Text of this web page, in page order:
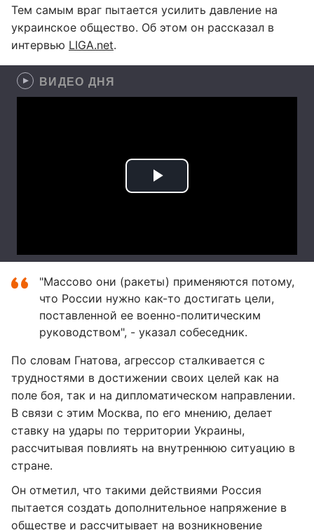
Тем самым враг пытается усилить давление на
украинское общество. Об этом он рассказал в
интервью LIGA.net.
ВИДЕО ДНЯ
"Массово они (ракеты) применяются потому,
что России нужно как-то достигать цели,
поставленной ее военно-политическим
руководством", - указал собеседник.
По словам Гнатова, агрессор сталкивается с
трудностями в достижении своих целей как на
поле боя, так и на дипломатическом направлении.
В связи с этим Москва, по его мнению, делает
ставку на удары по территории Украины,
рассчитывая повлиять на внутреннюю ситуацию в
стране.
Он отметил, что такими действиями Россия
пытается создать дополнительное напряжение в
обществе и рассчитывает на возникновение